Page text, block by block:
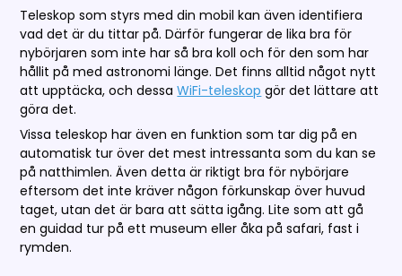
Teleskop som styrs med din mobil kan även identifiera
vad det är du tittar på. Därför fungerar de lika bra för
nybörjaren som inte har så bra koll och för den som har
hållit på med astronomi länge. Det finns alltid något nytt
att upptäcka, och dessaWiFi-teleskop gör det lättare att
göra det.
Vissa teleskop har även en funktion som tar dig på en
automatisk tur över det mest intressanta som du kan se
på natthimlen. Även detta är riktigt bra för nybörjare
eftersom det inte kräver någon förkunskap över huvud
taget, utan det är bara att sätta igång. Lite som att gå
en guidad tur på ett museum eller åka på safari, fast i
rymden.